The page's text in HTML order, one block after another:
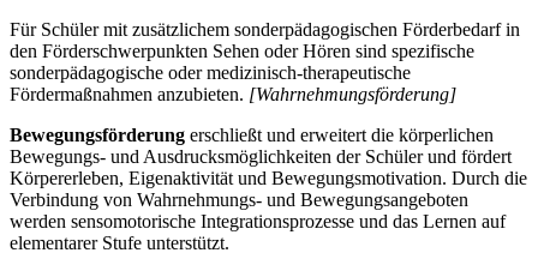
Für Schüler mit zusätzlichem sonderpädagogischen Förderbedarf in
den Förderschwerpunkten Sehen oder Hören sind spezifische
sonderpädagogische oder medizinisch-therapeutische
Fördermaßnahmen anzubieten. [Wahrnehmungsförderung]
Bewegungsförderung erschließt und erweitert die körperlichen
Bewegungs- und Ausdrucksmöglichkeiten der Schüler und fördert
Körpererleben, Eigenaktivität und Bewegungsmotivation. Durch die
Verbindung von Wahrnehmungs- und Bewegungsangeboten
werden sensomotorische Integrationsprozesse und das Lernen auf
elementarer Stufe unterstützt.